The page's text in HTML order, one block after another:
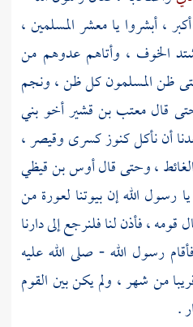
، أبشروا يا معشر المسلمين ،
الخوف ، وأتاهم عدوهم من
ظن المسلمون كل ظن ، ونجم
قالمعتب بن قشير أخو بني
أن نأكل كنوزكسرىوقيصر ،
، وحتى قالأوس بن قيظي
رسول الله إن بيوتنا لعورة من
، فأذن لنا فلنرجع إلى دارنا
فأقام رسول الله - صلى الله عليه
من شهر ، ولم يكن بين القوم
.